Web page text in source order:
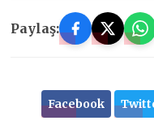
Paylaş:
Facebook